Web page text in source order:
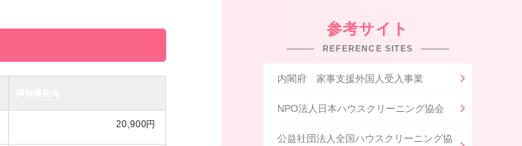
20,900円
参考サイト
REFERENCE SITES
内閣府 家事支援外国人受入事業
NPO法人日本ハウスクリーニング協会
公益社団法人全国ハウスクリーニング協